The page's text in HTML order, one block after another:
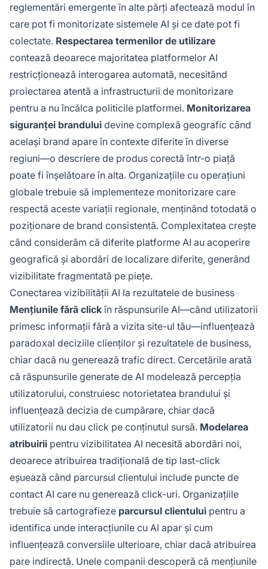
reglementări emergente în alte părți afectează modul în
care pot fi monitorizate sistemele AI și ce date pot fi
colectate. Respectarea termenilor de utilizare
contează deoarece majoritatea platformelor AI
restricționează interogarea automată, necesitând
proiectarea atentă a infrastructurii de monitorizare
pentru a nu încălca politicile platformei. Monitorizarea
siguranței brandului devine complexă geografic când
același brand apare în contexte diferite în diverse
regiuni—o descriere de produs corectă într-o piață
poate fi înșelătoare în alta. Organizațiile cu operațiuni
globale trebuie să implementeze monitorizare care
respectă aceste variații regionale, menținând totodată o
poziționare de brand consistentă. Complexitatea crește
când considerăm că diferite platforme AI au acoperire
geografică și abordări de localizare diferite, generând
vizibilitate fragmentată pe piețe.
Conectarea vizibilității AI la rezultatele de business
Mențiunile fără clickîn răspunsurile AI—când utilizatorii
primesc informații fără a vizita site-ul tău—influențează
paradoxal deciziile clienților și rezultatele de business,
chiar dacă nu generează trafic direct. Cercetările arată
că răspunsurile generate de AI modelează percepția
utilizatorului, construiesc notorietatea brandului și
influențează decizia de cumpărare, chiar dacă
utilizatorii nu dau click pe conținutul sursă. Modelarea
atribuirii pentru vizibilitatea AI necesită abordări noi,
deoarece atribuirea tradițională de tip last-click
eșuează când parcursul clientului include puncte de
contact AI care nu generează click-uri. Organizațiile
trebuie să cartografieze parcursul clientului pentru a
identifica unde interacțiunile cu AI apar și cum
influențează conversiile ulterioare, chiar dacă atribuirea
pare indirectă. Unele companii descoperă că mențiunile